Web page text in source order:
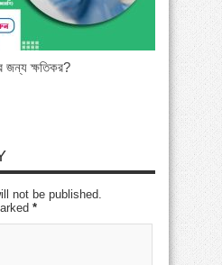
জন্য ক্ষতিকর?
not be published.
*